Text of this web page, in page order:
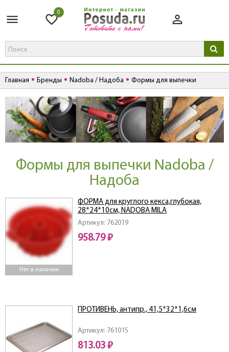
0
Главная Бренды Nadoba / Надоба Формы для выпечки
Формы для выпечки Nadoba /
Надоба
Нет в наличии
Артикул: 762019
ФОРМА для круглого кекса,глубокая,
28*24*10см, NADOBA MILA
958.79 ₽
Артикул: 761015
ПРОТИВЕНЬ, антипр., 41,5*32*1,6см
813.03 ₽